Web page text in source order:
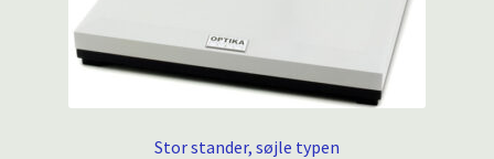
Stor stander, søjle typen